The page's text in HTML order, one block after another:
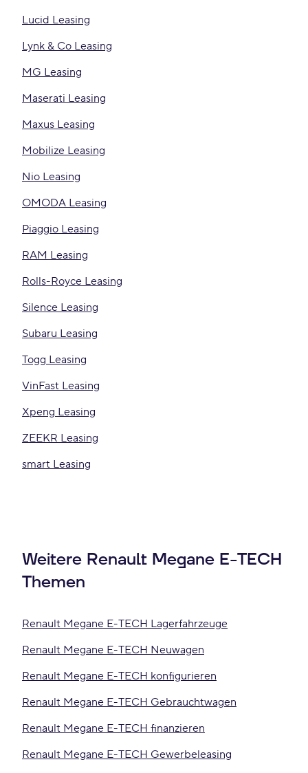
Lucid Leasing
Lynk & Co Leasing
MG Leasing
Maserati Leasing
Maxus Leasing
Mobilize Leasing
Nio Leasing
OMODA Leasing
Piaggio Leasing
RAM Leasing
Rolls-Royce Leasing
Silence Leasing
Subaru Leasing
Togg Leasing
VinFast Leasing
Xpeng Leasing
ZEEKR Leasing
smart Leasing
Weitere Renault Megane E-TECH
Themen
Renault Megane E-TECH Lagerfahrzeuge
Renault Megane E-TECH Neuwagen
Renault Megane E-TECH konfigurieren
Renault Megane E-TECH Gebrauchtwagen
Renault Megane E-TECH finanzieren
Renault Megane E-TECH Gewerbeleasing